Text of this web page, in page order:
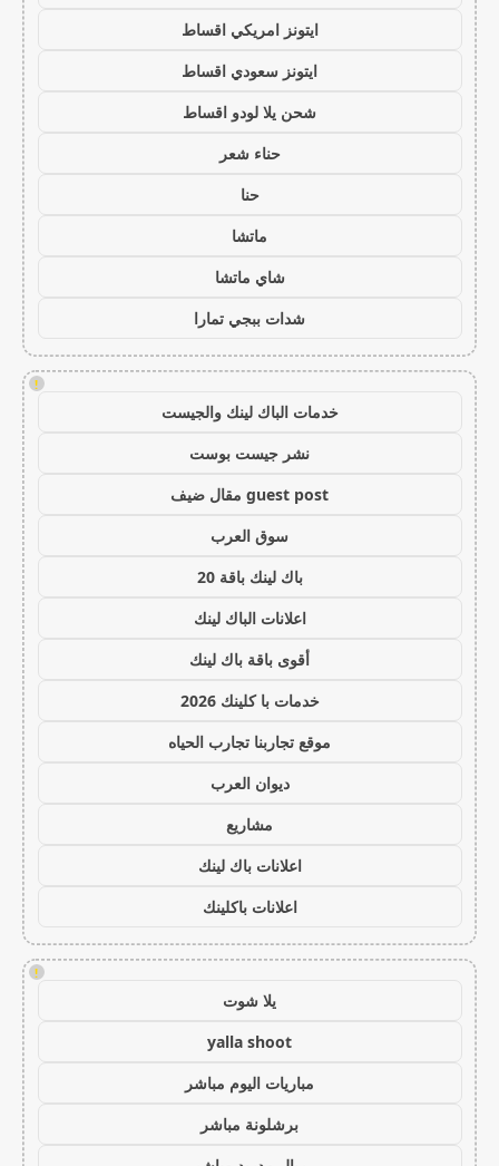
ايتونز امريكي اقساط
ايتونز سعودي اقساط
شحن يلا لودو اقساط
حناء شعر
حنا
ماتشا
شاي ماتشا
شدات ببجي تمارا
!
خدمات الباك لينك والجيست
نشر جيست بوست
guest post مقال ضيف
سوق العرب
باك لينك باقة 20
اعلانات الباك لينك
أقوى باقة باك لينك
خدمات با كلينك 2026
موقع تجاربنا تجارب الحياه
ديوان العرب
مشاريع
اعلانات باك لينك
اعلانات باكلينك
!
يلا شوت
yalla shoot
مباريات اليوم مباشر
برشلونة مباشر